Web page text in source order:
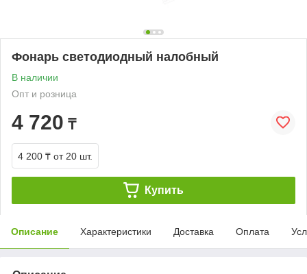
Фонарь светодиодный налобный
В наличии
Опт и розница
4 720 ₸
4 200 ₸ от 20 шт.
Купить
Описание Характеристики Доставка Оплата